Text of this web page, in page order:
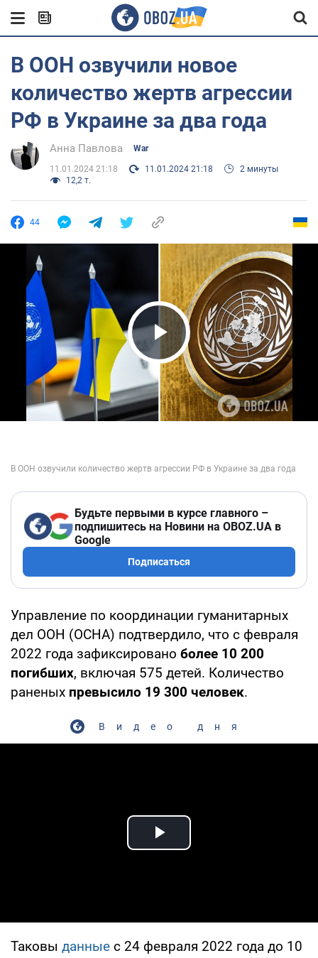
В ООН озвучили новое
количество жертв агрессии
РФ в Украине за два года
Анна Павлова War
11.01.2024 21:18 11.01.2024 21:18
2 минуты
12,2 т.
44
Play Video
Будьте первыми в курсе главного –
подпишитесь на Новини на OBOZ.UA в
Google
Подписаться
Управление по координации гуманитарных
дел ООН (OCHA) подтвердило, что с февраля
2022 года зафиксировано более 10 200
погибших, включая 575 детей. Количество
раненых превысило 19 300 человек.
Видео дня
Play Video
Таковы данные с 24 февраля 2022 года до 10